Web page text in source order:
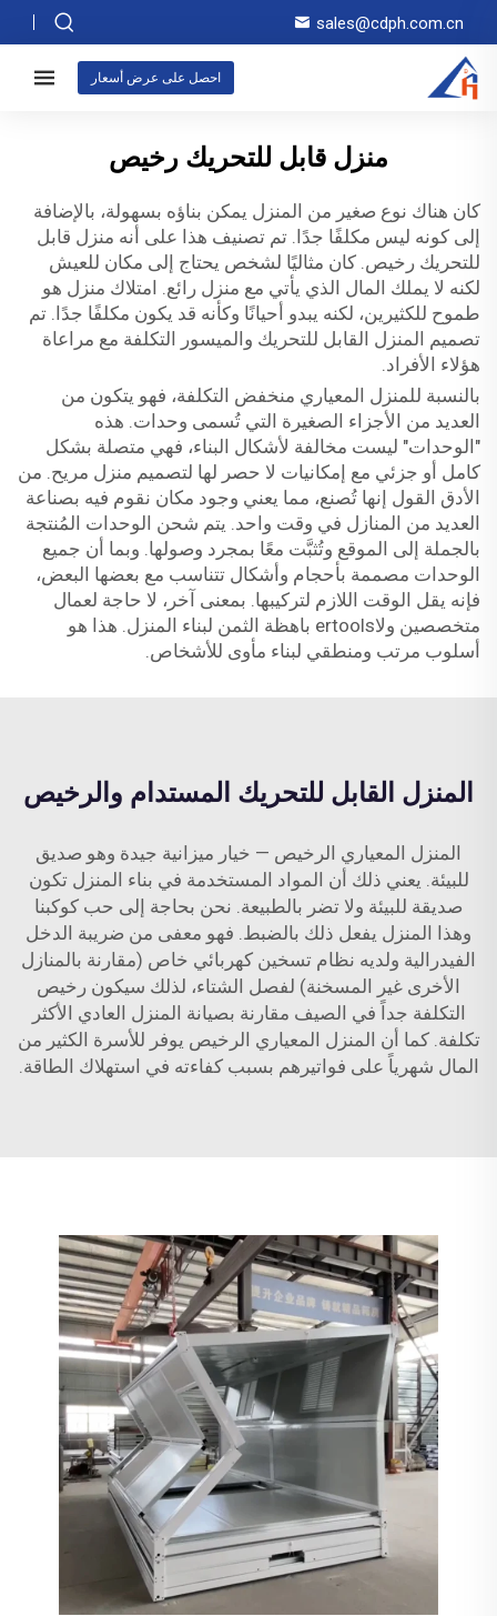
sales@cdph.com.cn
احصل على عرض أسعار
منزل قابل للتحريك رخيص
كان هناك نوع صغير من المنزل يمكن بناؤه بسهولة، بالإضافة
إلى كونه ليس مكلفًا جدًا. تم تصنيف هذا على أنه منزل قابل
للتحريك رخيص. كان مثاليًا لشخص يحتاج إلى مكان للعيش
لكنه لا يملك المال الذي يأتي مع منزل رائع. امتلاك منزل هو
طموح للكثيرين، لكنه يبدو أحيانًا وكأنه قد يكون مكلفًا جدًا. تم
تصميم المنزل القابل للتحريك والميسور التكلفة مع مراعاة
هؤلاء الأفراد.
بالنسبة للمنزل المعياري منخفض التكلفة، فهو يتكون من
العديد من الأجزاء الصغيرة التي تُسمى وحدات. هذه
"الوحدات" ليست مخالفة لأشكال البناء، فهي متصلة بشكل
كامل أو جزئي مع إمكانيات لا حصر لها لتصميم منزل مريح. من
الأدق القول إنها تُصنع، مما يعني وجود مكان نقوم فيه بصناعة
العديد من المنازل في وقت واحد. يتم شحن الوحدات المُنتجة
بالجملة إلى الموقع وتُثبَّت معًا بمجرد وصولها. وبما أن جميع
الوحدات مصممة بأحجام وأشكال تتناسب مع بعضها البعض،
فإنه يقل الوقت اللازم لتركيبها. بمعنى آخر، لا حاجة لعمال
متخصصين ولاertools باهظة الثمن لبناء المنزل. هذا هو
أسلوب مرتب ومنطقي لبناء مأوى للأشخاص.
المنزل القابل للتحريك المستدام والرخيص
المنزل المعياري الرخيص — خيار ميزانية جيدة وهو صديق
للبيئة. يعني ذلك أن المواد المستخدمة في بناء المنزل تكون
صديقة للبيئة ولا تضر بالطبيعة. نحن بحاجة إلى حب كوكبنا
وهذا المنزل يفعل ذلك بالضبط. فهو معفى من ضريبة الدخل
الفيدرالية ولديه نظام تسخين كهربائي خاص (مقارنة بالمنازل
الأخرى غير المسخنة) لفصل الشتاء، لذلك سيكون رخيص
التكلفة جداً في الصيف مقارنة بصيانة المنزل العادي الأكثر
تكلفة. كما أن المنزل المعياري الرخيص يوفر للأسرة الكثير من
المال شهرياً على فواتيرهم بسبب كفاءته في استهلاك الطاقة.